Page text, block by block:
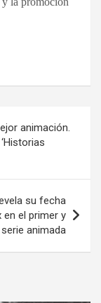
animación.
su fecha
en el primer y
animada